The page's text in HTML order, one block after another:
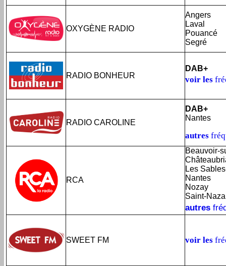
OXYGÈNE RADIO
Angers
Laval
Pouancé
Segré
RADIO BONHEUR
DAB+
voir les
RADIO CAROLINE
DAB+
Nantes
autres
RCA
Beauvoir-
Les
Nantes
Nozay
Saint-
autres
SWEET FM voir les